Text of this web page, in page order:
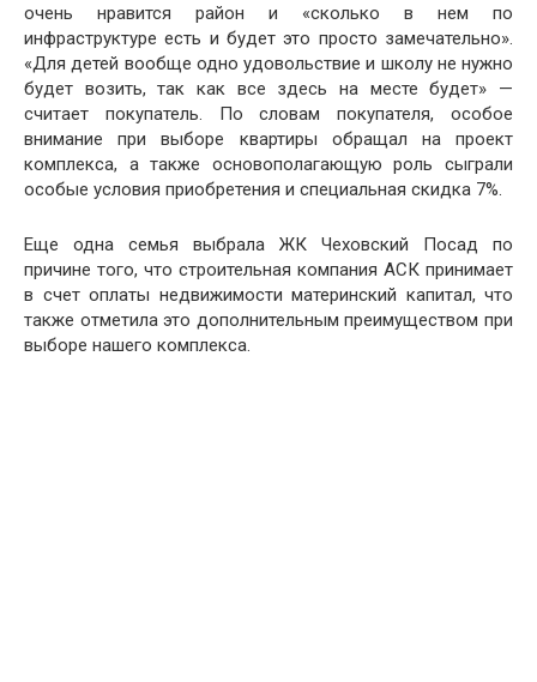
очень нравится район и «сколько в нем по
инфраструктуре есть и будет это просто замечательно».
«Для детей вообще одно удовольствие и школу не нужно
будет возить, так как все здесь на месте будет» —
считает покупатель. По словам покупателя, особое
внимание при выборе квартиры обращал на проект
комплекса, а также основополагающую роль сыграли
особые условия приобретения и специальная скидка 7%.
Еще одна семья выбрала ЖК Чеховский Посад по
причине того, что строительная компания АСК принимает
в счет оплаты недвижимости материнский капитал, что
также отметила это дополнительным преимуществом при
выборе нашего комплекса.